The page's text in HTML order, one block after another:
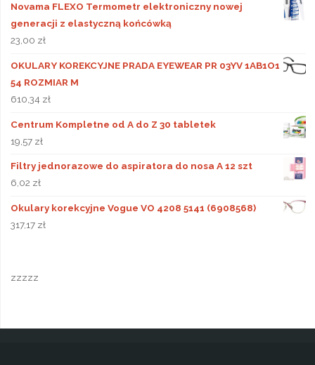
Novama FLEXO Termometr elektroniczny nowej
generacji z elastyczną końcówką
23,00 zł
OKULARY KOREKCYJNE PRADA EYEWEAR PR 03YV 1AB1O1
54 ROZMIAR M
610,34 zł
Centrum Kompletne od A do Z 30 tabletek
19,57 zł
Filtry jednorazowe do aspiratora do nosa A 12 szt
6,02 zł
Okulary korekcyjne Vogue VO 4208 5141 (6908568)
317,17 zł
zzzzz